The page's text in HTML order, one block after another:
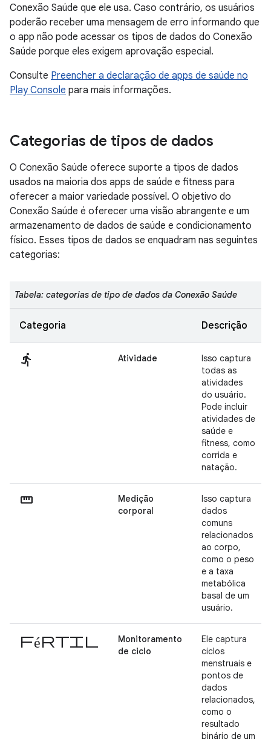
Conexão Saúde que ele usa. Caso contrário, os usuários
poderão receber uma mensagem de erro informando que
o app não pode acessar os tipos de dados do Conexão
Saúde porque eles exigem aprovação especial.
Consulte Preencher a declaração de apps de saúde no
Play Console para mais informações.
Categorias de tipos de dados
O Conexão Saúde oferece suporte a tipos de dados
usados na maioria dos apps de saúde e fitness para
oferecer a maior variedade possível. O objetivo do
Conexão Saúde é oferecer uma visão abrangente e um
armazenamento de dados de saúde e condicionamento
físico. Esses tipos de dados se enquadram nas seguintes
categorias:
Tabela: categorias de tipo de dados da Conexão Saúde
Categoria Descrição
directions_run Atividade
Isso captura
todas as
atividades
do usuário.
Pode incluir
atividades de
saúde e
fitness, como
corrida e
natação.
straighten
Medição
corporal
Isso captura
dados
comuns
relacionados
ao corpo,
como o peso
e a taxa
metabólica
basal de um
usuário.
fértil
Monitoramento
de ciclo
Ele captura
ciclos
menstruais e
pontos de
dados
relacionados,
como o
resultado
binário de um